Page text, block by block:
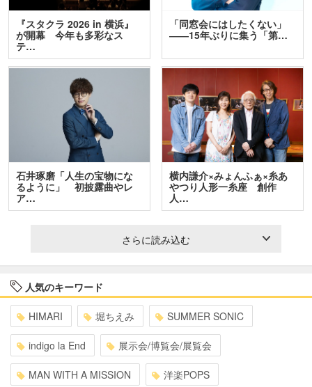
『スタクラ 2026 in 横浜』
が開幕 今年も多彩なス
テ…
「同窓会にはしたくない」
――15年ぶりに集う「第…
石井琢磨「人生の宝物にな
るように」 初披露曲やレ
ア…
横内謙介×みょんふぁ×糸あ
やつり人形一糸座 創作
人…
さらに読み込む
人気のキーワード
HIMARI 堀ちえみ SUMMER SONIC
indigo la End 展示会/博覧会/展覧会
MAN WITH A MISSION 洋楽POPS